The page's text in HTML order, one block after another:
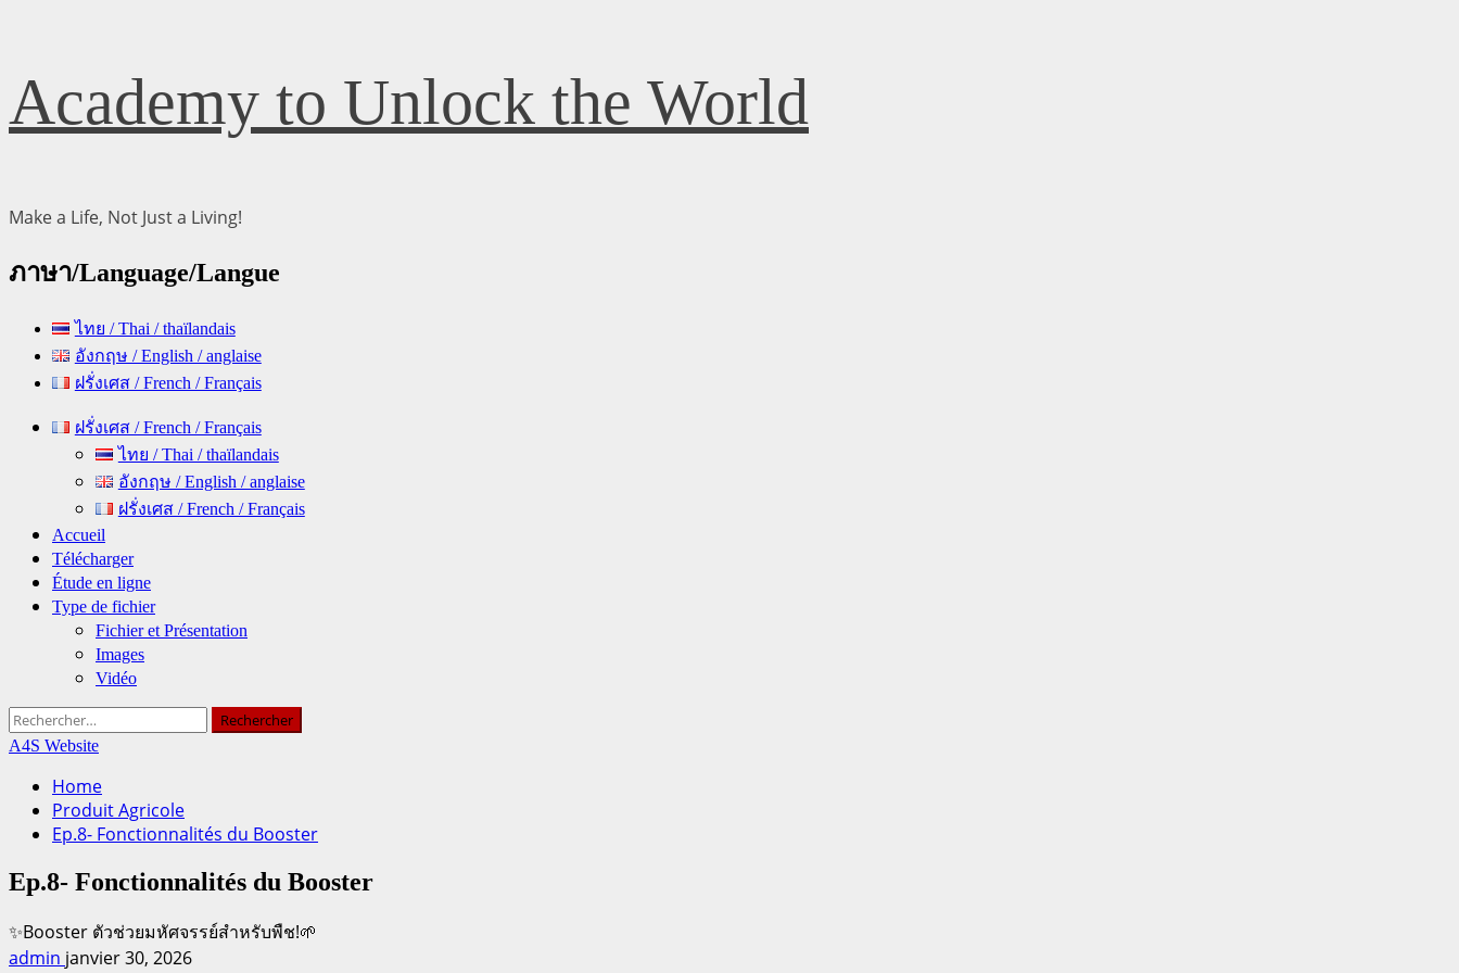
Skip
to
content
Academy to Unlock the World
Make a Life, Not Just a Living!
ภาษา/Language/Langue
ไทย / Thai / thaïlandais
อังกฤษ / English / anglaise
ฝรั่งเศส / French / Français
Primary ฝรั่งเศส / French / Français
ไทย / Thai / thaïlandais
อังกฤษ / English / anglaise
ฝรั่งเศส / French / Français
Accueil
Télécharger
Étude en ligne
Type de fichier
Fichier et Présentation
Images
Vidéo
Rechercher :
A4S Website
Home
Produit Agricole
Ep.8- Fonctionnalités du Booster
Ep.8- Fonctionnalités du Booster
✨Booster ตัวช่วยมหัศจรรย์สำหรับพืช!🌱
admin janvier 30, 2026